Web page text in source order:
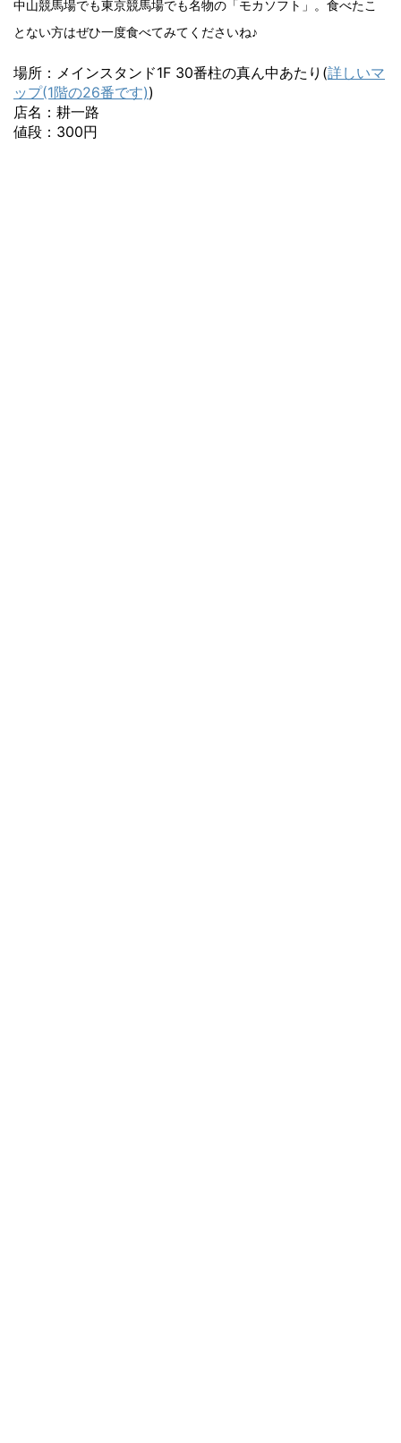
中山競馬場でも東京競馬場でも名物の「モカソフト」。食べたこ
とない方はぜひ一度食べてみてくださいね♪
場所：メインスタンド1F 30番柱の真ん中あたり(詳しいマ
ップ(1階の26番です))
店名：耕一路
値段：300円